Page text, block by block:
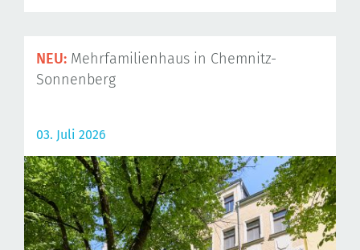
NEU: Mehrfamilienhaus in Chemnitz-
Sonnenberg
03. Juli 2026